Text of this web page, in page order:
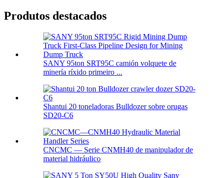
Produtos destacados
SANY 95ton SRT95C camión volquete de
minería ríxido primeiro ...
Shantui 20 toneladoras Bulldozer sobre orugas
SD20-C6
CNCMC — Serie CNMH40 de manipulador de
material hidráulico